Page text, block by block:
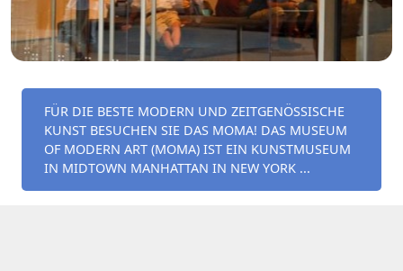
FÜR DIE BESTE MODERN UND ZEITGENÖSSISCHE
KUNST BESUCHEN SIE DAS MOMA! DAS MUSEUM
OF MODERN ART (MOMA) IST EIN KUNSTMUSEUM
IN MIDTOWN MANHATTAN IN NEW YORK ...